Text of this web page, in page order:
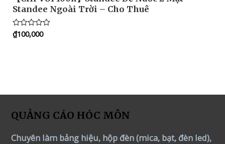
Standee Ngoài Trời – Cho Thuê
Rated
0
₫100,000
QUẢNG CÁO HÓC MÔN
Chuyên làm bảng hiệu, hộp đèn (mica, bạt, đèn led),